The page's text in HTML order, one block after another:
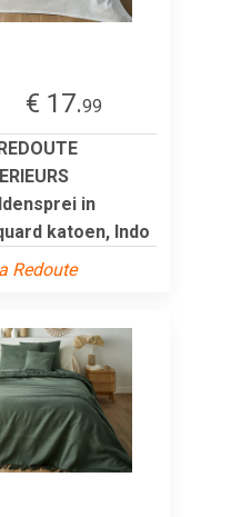
€ 17.99
in
katoen, Indo
Redoute